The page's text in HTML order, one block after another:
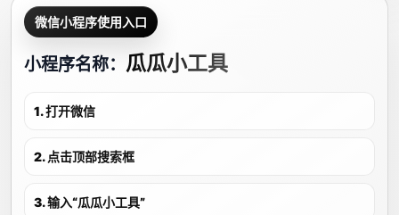
微信小程序使用入口
小程序名称： 瓜瓜小工具
1. 打开微信
2. 点击顶部搜索框
3. 输入“瓜瓜小工具”